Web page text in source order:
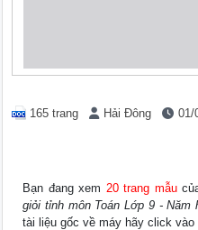
165 trang Hải Đông 01/
Bạn đang xem 20 trang mẫu
giỏi tỉnh môn Toán Lớp 9 - Năm
tài liệu gốc về máy hãy click vào